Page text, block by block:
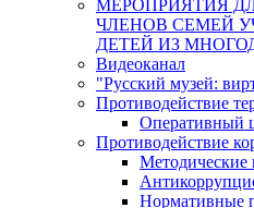
МЕРОПРИЯТИЯ
ЧЛЕНОВ СЕМЕЙ
ДЕТЕЙ ИЗ
Видеоканал
"Русский музей:
Противодействие
Оперативный
Противодействие
Методические
Нормативные